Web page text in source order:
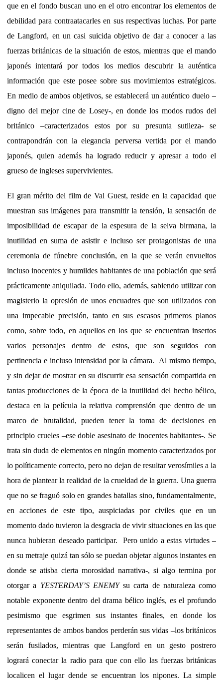
que en el fondo buscan uno en el otro encontrar los elementos de
debilidad para contraatacarles en sus respectivas luchas. Por parte
de Langford, en un casi suicida objetivo de dar a conocer a las
fuerzas británicas de la situación de estos, mientras que el mando
japonés intentará por todos los medios descubrir la auténtica
información que este posee sobre sus movimientos estratégicos.
En medio de ambos objetivos, se establecerá un auténtico duelo –
digno del mejor cine de Losey-, en donde los modos rudos del
británico –caracterizados estos por su presunta sutileza- se
contrapondrán con la elegancia perversa vertida por el mando
japonés, quien además ha logrado reducir y apresar a todo el
grueso de ingleses supervivientes.
El gran mérito del film de Val Guest, reside en la capacidad que
muestran sus imágenes para transmitir la tensión, la sensación de
imposibilidad de escapar de la espesura de la selva birmana, la
inutilidad en suma de asistir e incluso ser protagonistas de una
ceremonia de fúnebre conclusión, en la que se verán envueltos
incluso inocentes y humildes habitantes de una población que será
prácticamente aniquilada. Todo ello, además, sabiendo utilizar con
magisterio la opresión de unos encuadres que son utilizados con
una impecable precisión, tanto en sus escasos primeros planos
como, sobre todo, en aquellos en los que se encuentran insertos
varios personajes dentro de estos, que son seguidos con
pertinencia e incluso intensidad por la cámara. Al mismo tiempo,
y sin dejar de mostrar en su discurrir esa sensación compartida en
tantas producciones de la época de la inutilidad del hecho bélico,
destaca en la película la relativa comprensión que dentro de un
marco de brutalidad, pueden tener la toma de decisiones en
principio crueles –ese doble asesinato de inocentes habitantes-. Se
trata sin duda de elementos en ningún momento caracterizados por
lo políticamente correcto, pero no dejan de resultar verosímiles a la
hora de plantear la realidad de la crueldad de la guerra. Una guerra
que no se fraguó solo en grandes batallas sino, fundamentalmente,
en acciones de este tipo, auspiciadas por civiles que en un
momento dado tuvieron la desgracia de vivir situaciones en las que
nunca hubieran deseado participar. Pero unido a estas virtudes –
en su metraje quizá tan sólo se puedan objetar algunos instantes en
donde se atisba cierta morosidad narrativa-, si algo termina por
otorgar a YESTERDAY’S ENEMY su carta de naturaleza como
notable exponente dentro del drama bélico inglés, es el profundo
pesimismo que esgrimen sus instantes finales, en donde los
representantes de ambos bandos perderán sus vidas –los británicos
serán fusilados, mientras que Langford en un gesto postrero
logrará conectar la radio para que con ello las fuerzas británicas
localicen el lugar dende se encuentran los nipones. La simple